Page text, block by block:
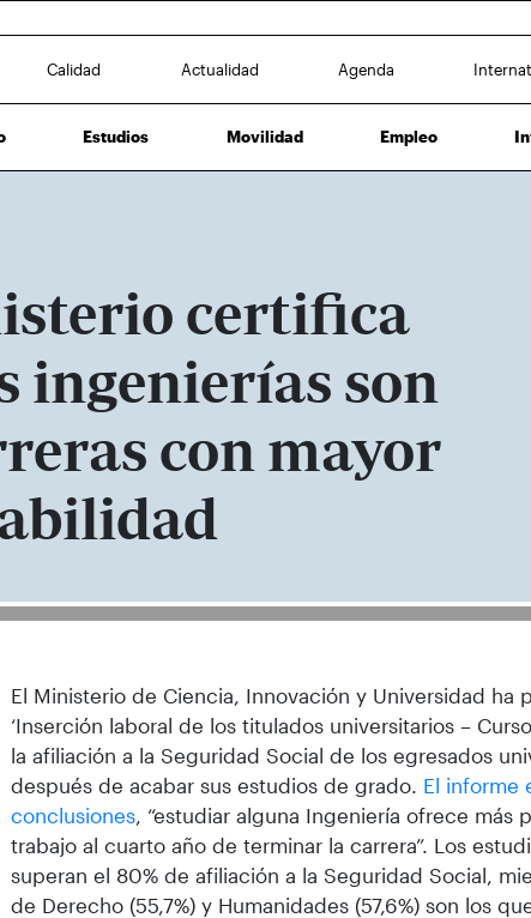
Calidad Actualidad Agenda
Estudios Movilidad Empleo
certifica
ingenierías son
con mayor
El Ministerio de Ciencia, Innovación y Universidad ha
‘Inserción laboral de los titulados universitarios –
la afiliación a la Seguridad Social de los egresados
después de acabar sus estudios de grado. El informe
conclusiones, “estudiar alguna Ingeniería ofrece más
trabajo al cuarto año de terminar la carrera”. Los
superan el 80% de afiliación a la Seguridad Social,
de Derecho (55,7%) y Humanidades (57,6%) son los